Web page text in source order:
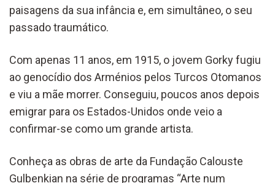
paisagens da sua infância e, em simultâneo, o seu
passado traumático.
Com apenas 11 anos, em 1915, o jovem Gorky fugiu
ao genocídio dos Arménios pelos Turcos Otomanos
e viu a mãe morrer. Conseguiu, poucos anos depois
emigrar para os Estados-Unidos onde veio a
confirmar-se como um grande artista.
Conheça as obras de arte da Fundação Calouste
Gulbenkian na série de programas “Arte num